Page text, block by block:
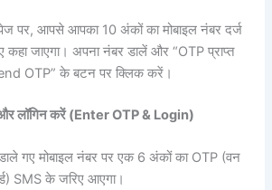
पर, आपसे आपका 10 अंकों का मोबाइल नंबर दर्ज
जाएगा। अपना नंबर डालें और “OTP प्राप्त
OTP” के बटन पर क्लिक करें।
लॉगिनकरें (Enter OTP & Login)
डाले गए मोबाइल नंबर पर एक 6 अंकों का OTP (वन
SMS के जरिए आएगा।